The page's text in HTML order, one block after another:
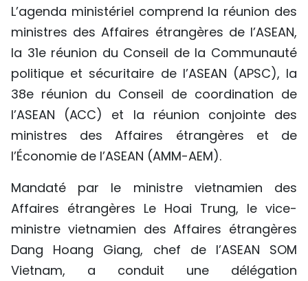
TIẾNG VIỆT
ENGLISH
中文
РУССКИЙ
ESPAÑOL
L’agenda ministériel comprend la réunion des
ministres des Affaires étrangères de l’ASEAN,
la 31e réunion du Conseil de la Communauté
politique et sécuritaire de l’ASEAN (APSC), la
38e réunion du Conseil de coordination de
l’ASEAN (ACC) et la réunion conjointe des
ministres des Affaires étrangères et de
l’Économie de l’ASEAN (AMM-AEM).
Mandaté par le ministre vietnamien des
Affaires étrangères Le Hoai Trung, le vice-
ministre vietnamien des Affaires étrangères
Dang Hoang Giang, chef de l’ASEAN SOM
Vietnam, a conduit une délégation